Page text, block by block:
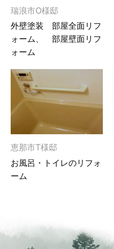
瑞浪市O様邸
外壁塗装 部屋全面リフ
ォーム、 部屋壁面リフ
ォーム
恵那市T様邸
お風呂・トイレのリフォ
ーム